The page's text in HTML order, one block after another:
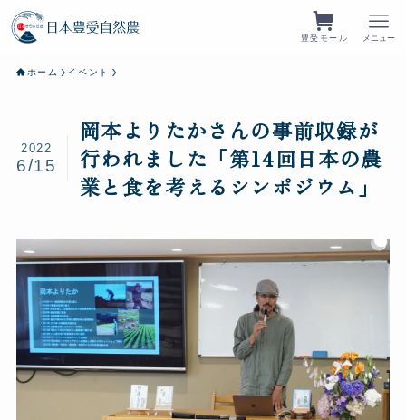
豊受モール メニュー
ホーム イベント
岡本よりたかさんの事前収録が
行われました「第14回日本の農
業と食を考えるシンポジウム」
2022
6/15